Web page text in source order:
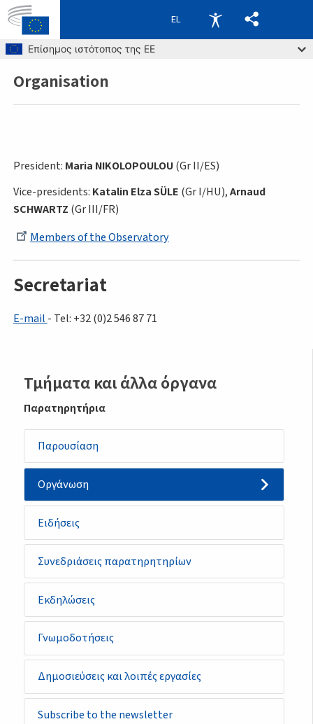
Skip to main content
Επίσημος ιστότοπος της ΕΕ
EL
Sidemenu
-
observatory
Τμήματα και άλλα όργανα
Παρατηρητήρια
Παρουσίαση
Οργάνωση
Ειδήσεις
Συνεδριάσεις παρατηρητηρίων
Εκδηλώσεις
Γνωμοδοτήσεις
Δημοσιεύσεις και λοιπές εργασίες
Subscribe to the newsletter
Breadcrumb
Organisation
President: Maria NIKOLOPOULOU(Gr II/ES)
Vice-presidents: Katalin Elza SÜLE (Gr I/HU),Arnaud
SCHWARTZ (Gr III/FR)
Members of the Observatory
Secretariat
E-mail - Tel: +32 (0)2 546 87 71